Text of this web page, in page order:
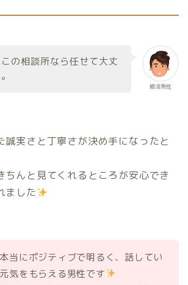
婚活男性
の相談所なら任せて大丈
誠実さと丁寧さが決め手になったと
ちんと見てくれるところが安心でき
ました
当にポジティブで明るく、話してい
気をもらえる男性です